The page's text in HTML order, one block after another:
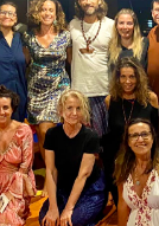
Workshops
su vari
massaggio e
saggezza e
questi argomenti.